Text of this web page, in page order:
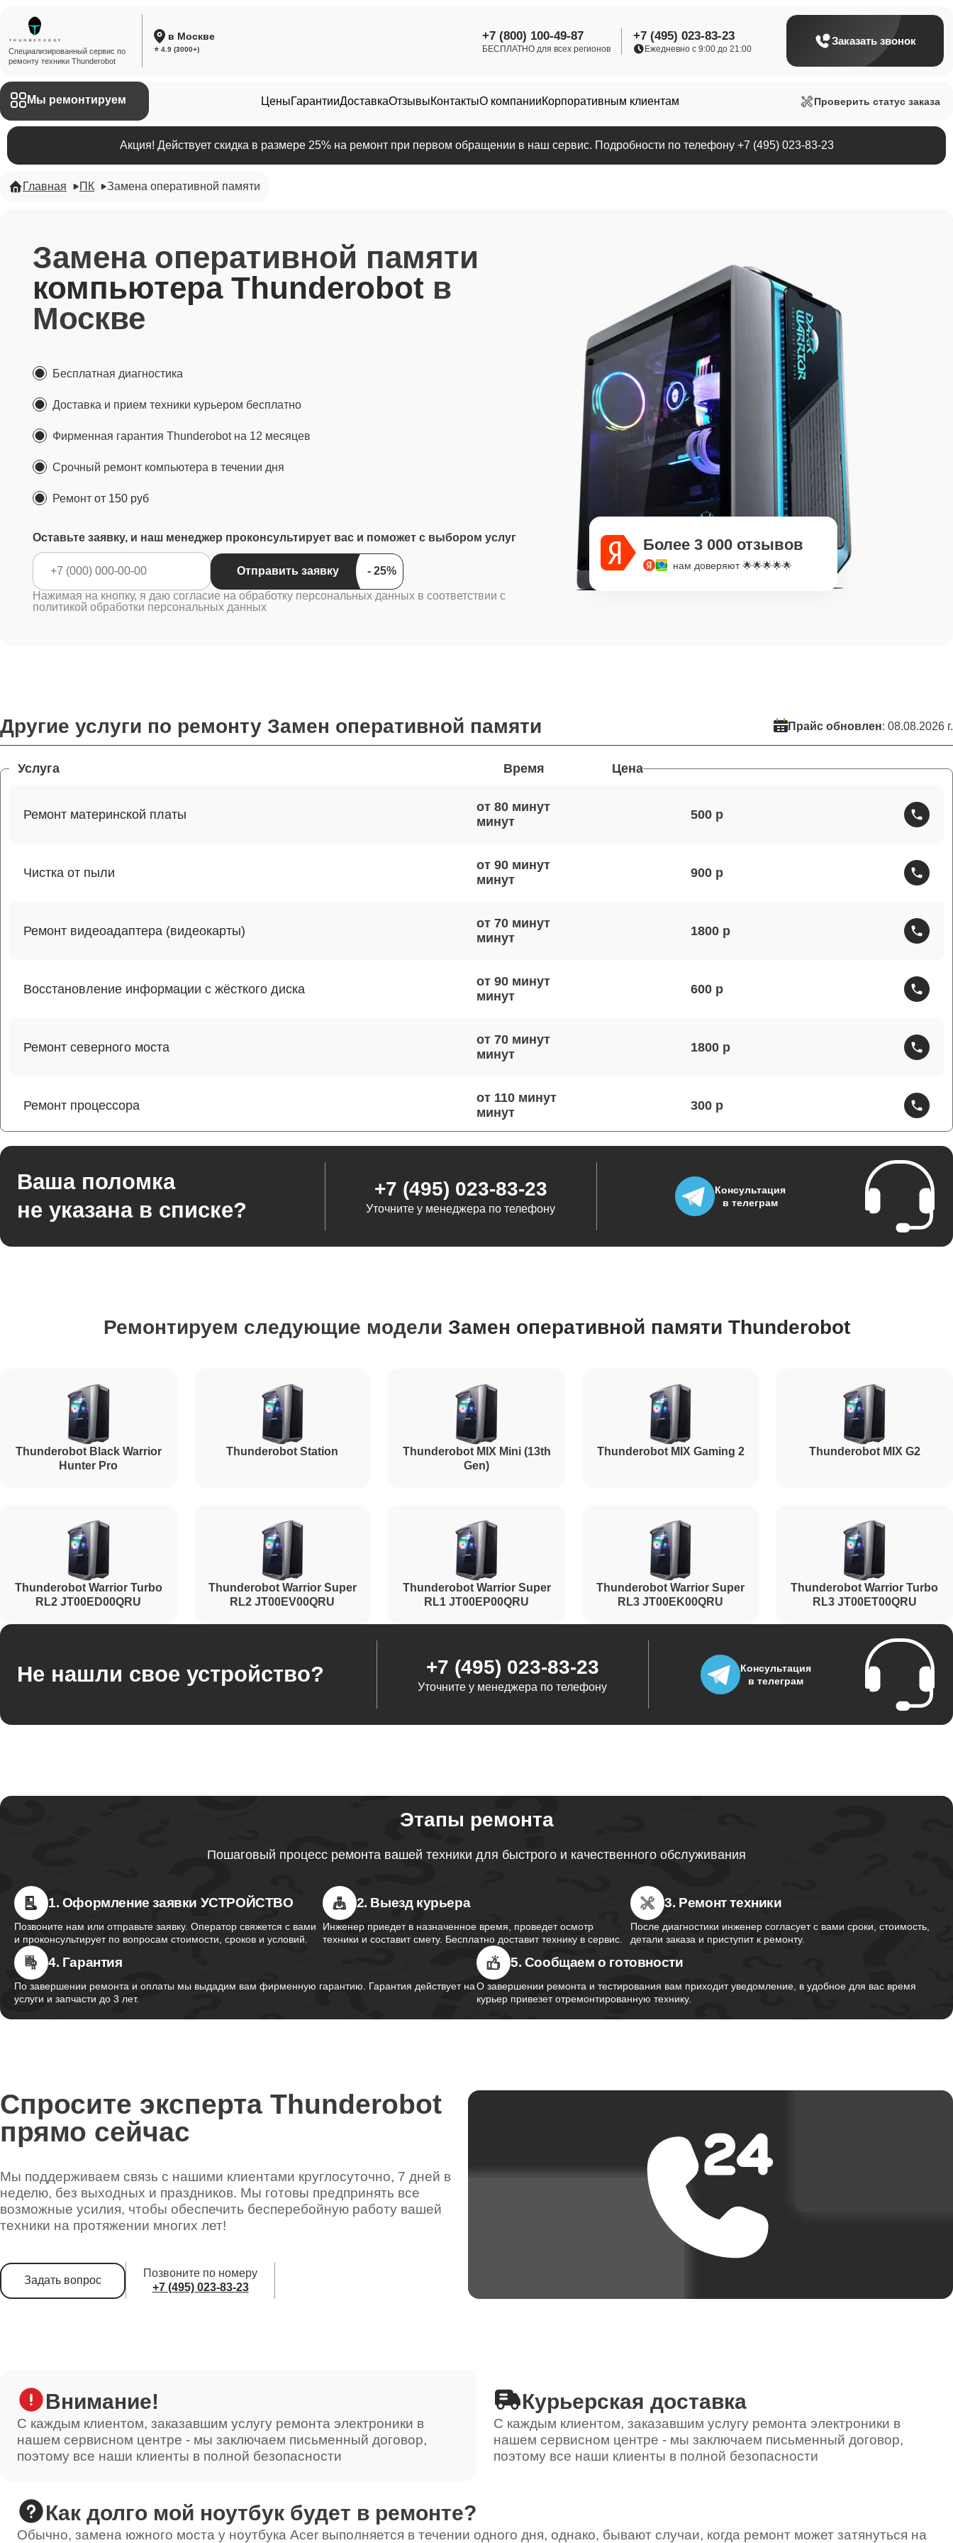
Специализированный сервис по
ремонту техники Thunderobot
в Москве
⭐ 4.9 (3000+)
+7 (800) 100-49-87
БЕСПЛАТНО для всех регионов
+7 (495) 023-83-23
Ежедневно с 9:00 до 21:00
Заказать звонок
Мы ремонтируем ЦеныГарантииДоставкаОтзывыКонтактыО компанииКорпоративным клиентам Проверить статус заказа
Акция! Действует скидка в размере 25% на ремонт при первом обращении в наш сервис. Подробности по телефону +7 (495) 023-83-23
Главная ПК Замена оперативной памяти
Замена оперативной памяти
компьютера Thunderobot в
Москве
Бесплатная диагностика
Доставка и прием техники курьером бесплатно
Фирменная гарантия Thunderobot на 12 месяцев
Срочный ремонт компьютера в течении дня
Ремонт от 150 руб
Оставьте заявку, и наш менеджер проконсультирует вас и поможет с выбором услуг
Отправить заявку
Нажимая на кнопку, я даю согласие на обработку персональных данных в соответствии с
политикой обработки персональных данных
Более 3 000 отзывов
нам доверяют 🌟🌟🌟🌟🌟
Другие услуги по ремонту Замен оперативной памяти Прайс обновлен: 08.08.2026 г.
Услуга Время Цена
Ремонт материнской платы
от 80 минут
500
Чистка от пыли
от 90 минут
900
Ремонт видеоадаптера (видеокарты)
от 70 минут
1800
Восстановление информации с жёсткого диска
от 90 минут
600
Ремонт северного моста
от 70 минут
1800
Ремонт процессора
от 110 минут
300
Ремонт кулера
от 100 минут
Ремонт блока питания
от 100 минут
350
Ремонт звуковой платы
от 60 минут
Ваша поломка
не указана в списке?
+7 (495) 023-83-23
Уточните у менеджера по телефону
Консультация
в телеграм
Ремонтируем следующие модели Замен оперативной памяти Thunderobot
Thunderobot Black Warrior
Hunter Pro
Thunderobot Station
Thunderobot MIX Mini (13th
Gen)
Thunderobot MIX Gaming 2 Thunderobot MIX G2
Thunderobot Warrior Turbo
RL2 JT00ED00QRU
Thunderobot Warrior Super
RL2 JT00EV00QRU
Thunderobot Warrior Super
RL1 JT00EP00QRU
Thunderobot Warrior Super
RL3 JT00EK00QRU
Thunderobot Warrior Turbo
RL3 JT00ET00QRU
Не нашли свое устройство? +7 (495) 023-83-23
Уточните у менеджера по телефону
Консультация
в телеграм
Этапы ремонта
Пошаговый процесс ремонта вашей техники для быстрого и качественного обслуживания
1. Оформление заявки УСТРОЙСТВО
Позвоните нам или отправьте заявку. Оператор свяжется с вами
и проконсультирует по вопросам стоимости, сроков и условий.
2. Выезд курьера
Инженер приедет в назначенное время, проведет осмотр
техники и составит смету. Бесплатно доставит технику в сервис.
3. Ремонт техники
После диагностики инженер согласует с вами сроки, стоимость,
детали заказа и приступит к ремонту.
4. Гарантия
По завершении ремонта и оплаты мы выдадим вам фирменную гарантию. Гарантия действует на
услуги и запчасти до 3 лет.
5. Сообщаем о готовности
О завершении ремонта и тестирования вам приходит уведомление, в удобное для вас время
курьер привезет отремонтированную технику.
Спросите эксперта Thunderobot
прямо сейчас
Мы поддерживаем связь с нашими клиентами круглосуточно, 7 дней в
неделю, без выходных и праздников. Мы готовы предпринять все
возможные усилия, чтобы обеспечить бесперебойную работу вашей
техники на протяжении многих лет!
Задать вопрос
Позвоните по номеру
+7 (495) 023-83-23
Внимание!
С каждым клиентом, заказавшим услугу ремонта электроники в
нашем сервисном центре - мы заключаем письменный договор,
поэтому все наши клиенты в полной безопасности
Курьерская доставка
С каждым клиентом, заказавшим услугу ремонта электроники в
нашем сервисном центре - мы заключаем письменный договор,
поэтому все наши клиенты в полной безопасности
Как долго мой ноутбук будет в ремонте?
Обычно, замена южного моста у ноутбука Acer выполняется в течении одного дня, однако, бывают случаи, когда ремонт может затянуться на